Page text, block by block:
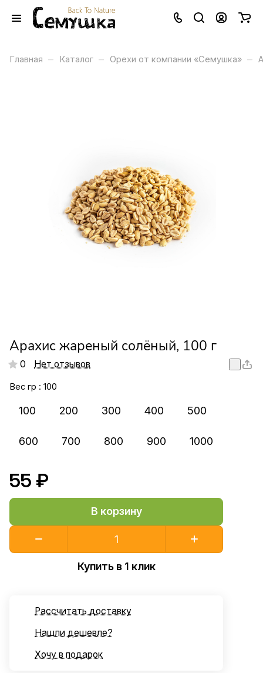
Главная – Каталог – Орехи от компании «Семушка» –
Арахис жареный солёный, 100 г
0 Нет отзывов
Вес гр : 100
100 200 300 400 500
600 700 800 900 1000
55 ₽
В корзину
Купить в 1 клик
Рассчитать доставку
Нашли дешевле?
Хочу в подарок